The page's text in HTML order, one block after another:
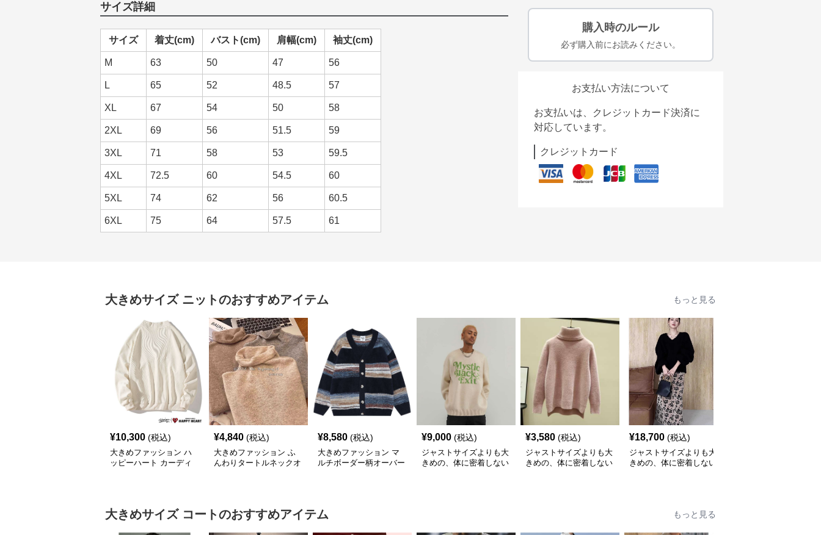
サイズ詳細
サイズ 着丈(cm) バスト(cm) 肩幅(cm) 袖丈(cm)
M 63 50 47 56
L 65 52 48.5 57
XL 67 54 50 58
2XL 69 56 51.5 59
3XL 71 58 53 59.5
4XL 72.5 60 54.5 60
5XL 74 62 56 60.5
6XL 75 64 57.5 61
購入時のルール
必ず購入前にお読みください。
お支払い方法について
お支払いは、クレジットカード決済に
対応しています。
クレジットカード
大きめサイズ ニットのおすすめアイテム もっと見る
¥10,300 (税込)
大きめファッション ハ
ッピーハート カーディ
¥4,840 (税込)
大きめファッション ふ
んわりタートルネックオ
¥8,580 (税込)
大きめファッション マ
ルチボーダー柄オーバー
¥9,000 (税込)
ジャストサイズよりも大
きめの、体に密着しない
¥3,580 (税込)
ジャストサイズよりも大
きめの、体に密着しない
¥18,700 (税込)
ジャストサイズよりも大
きめの、体に密着しない
大きめサイズ コートのおすすめアイテム もっと見る